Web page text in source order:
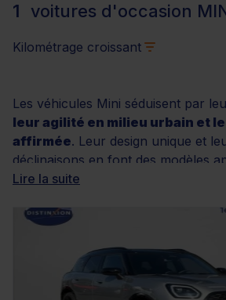
1 voitures d'occasion
Kilométrage croissant
Les véhicules Mini séduisent par
leur agilité en milieu urbain et
affirmée. Leur design unique et
déclinaisons en font des modèles
compacité pratique et leur
motorisations variées, finitions
trouver une Mini qui correspond à
Avec les services Distinxion,
qualitative, un
contrôle rigoureux
Lire la suite